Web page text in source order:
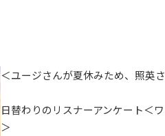
＜ユージさんが夏休みため、照英
日替わりのリスナーアンケート＜
＞